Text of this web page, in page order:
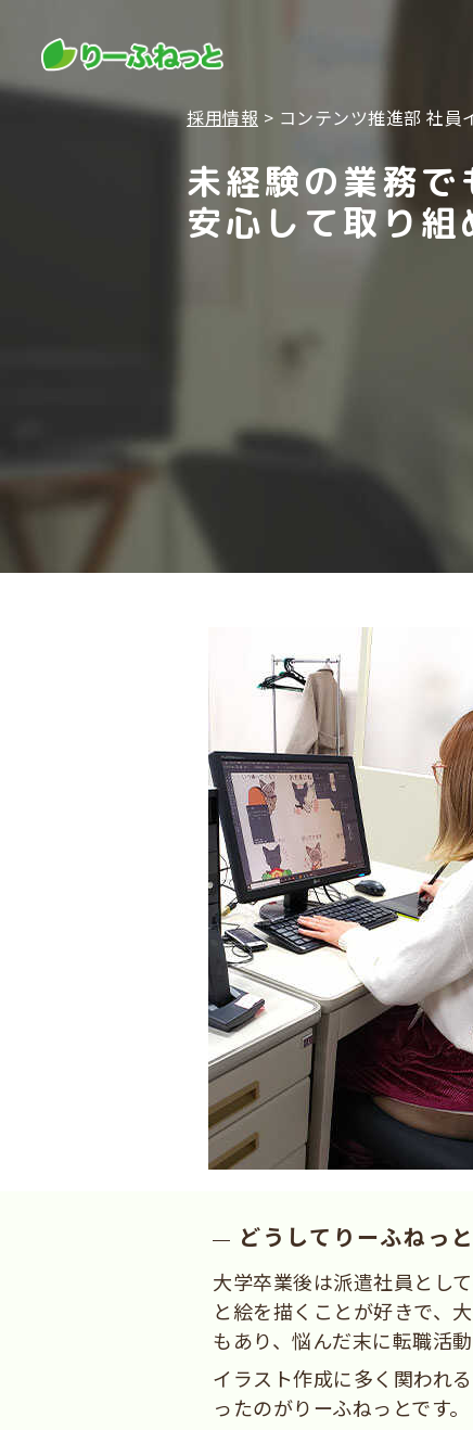
採用情報 コンテンツ推進部 社員
未経験の業務で
安心して取り組
どうしてりーふねっ
大学卒業後は派遣社員とし
と絵を描くことが好きで、
もあり、悩んだ末に転職活
イラスト作成に多く関われ
ったのがりーふねっとです。